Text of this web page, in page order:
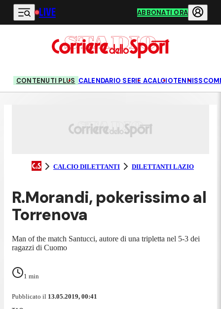
Vai al contenuto principale
LIVE ABBONATI ORA
CONTENUTI PLUS CALENDARIO SERIE ACALCIOTENNIS
CALCIO DILETTANTI DILETTANTI LAZIO
R.Morandi, pokerissimo al
Torrenova
Man of the match Santucci, autore di una tripletta nel 5-3 dei
ragazzi di Cuomo
1 min
Pubblicato il 13.05.2019, 00:41